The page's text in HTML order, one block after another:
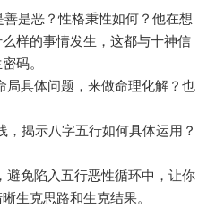
是恶？性格秉性如何？他在想
样的事情发生，这都与十神信
码。
局具体问题，来做命理化解？也
揭示八字五行如何具体运用？
避免陷入五行恶性循环中，让你
生克思路和生克结果。